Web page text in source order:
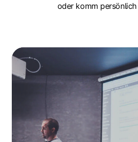
oder komm
Drucken
Azure
Treiber,